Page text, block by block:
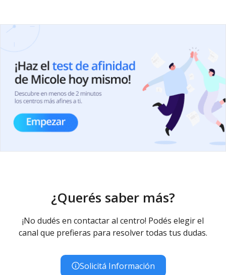
¿Querés saber más?
¡No dudés en contactar al centro! Podés elegir el
canal que prefieras para resolver todas tus dudas.
Solicitá Información